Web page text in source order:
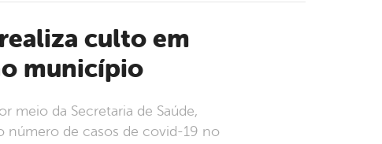
município
meio da Secretaria de Saúde,
número de casos de covid-19 no